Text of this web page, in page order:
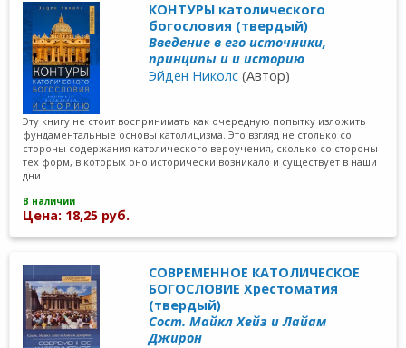
КОНТУРЫ католического
богословия (твердый)
Введение в его источники,
принципы и и историю
Эйден Николс (Автор)
Эту книгу не стоит воспринимать как очередную попытку изложить
фундаментальные основы католицизма. Это взгляд не столько со
стороны содержания католического вероучения, сколько со стороны
тех форм, в которых оно исторически возникало и существует в наши
дни.
В наличии
Цена: 18,25 руб.
СОВРЕМЕННОЕ КАТОЛИЧЕСКОЕ
БОГОСЛОВИЕ Хрестоматия
(твердый)
Сост. Майкл Хейз и Лайам
Джирон